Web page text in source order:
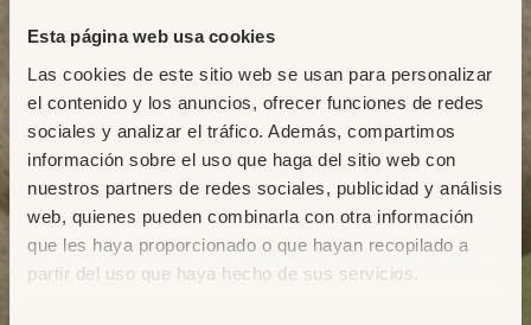
Esta página web usa cookies
Las cookies de este sitio web se usan para personalizar
el contenido y los anuncios, ofrecer funciones de redes
sociales y analizar el tráfico. Además, compartimos
información sobre el uso que haga del sitio web con
nuestros partners de redes sociales, publicidad y análisis
web, quienes pueden combinarla con otra información
que les haya proporcionado o que hayan recopilado a
partir del uso que haya hecho de sus servicios.